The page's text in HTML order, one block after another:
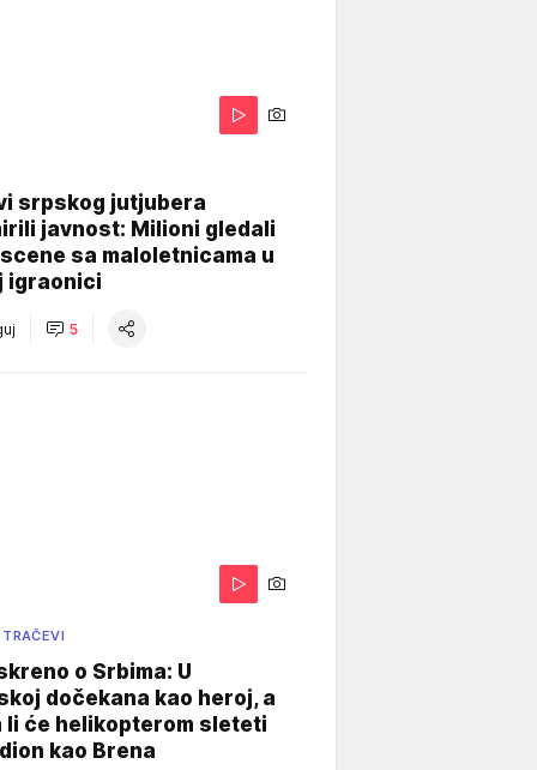
srpskog jutjubera
javnost: Milioni gledali
sa maloletnicama u
igraonici
5
o Srbima: U
dočekana kao heroj, a
li će helikopterom sleteti
kao Brena